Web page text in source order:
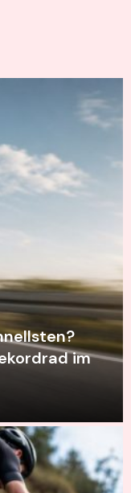
im